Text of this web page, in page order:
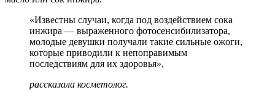
«Известны случаи, когда под воздействием сока
инжира — выраженного фотосенсибилизатора,
молодые девушки получали такие сильные ожоги,
которые приводили к непоправимым
последствиям для их здоровья»,
рассказала косметолог.